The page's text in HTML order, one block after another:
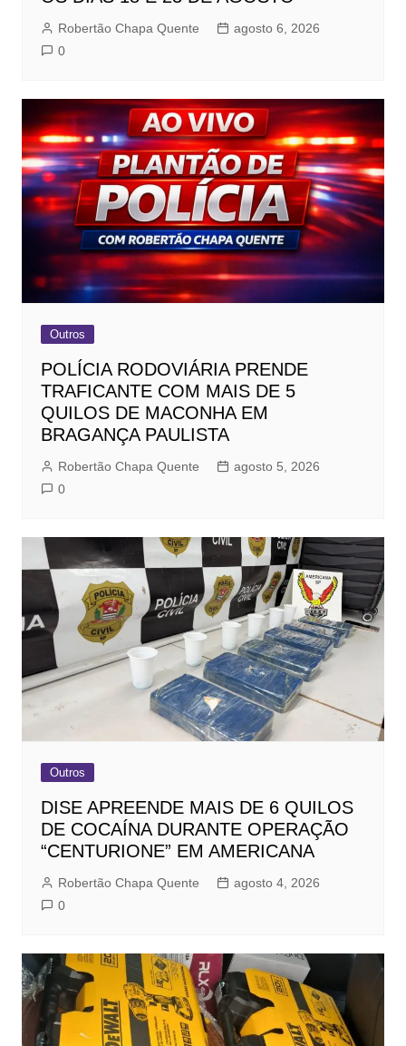
Robertão Chapa Quente
agosto 6, 2026
0
Outros
POLÍCIA RODOVIÁRIA PRENDE
TRAFICANTE COM MAIS DE 5
QUILOS DE MACONHA EM
BRAGANÇA PAULISTA
Robertão Chapa Quente
agosto 5, 2026
0
Outros
DISE APREENDE MAIS DE 6 QUILOS
DE COCAÍNA DURANTE OPERAÇÃO
“CENTURIONE” EM AMERICANA
Robertão Chapa Quente
agosto 4, 2026
0